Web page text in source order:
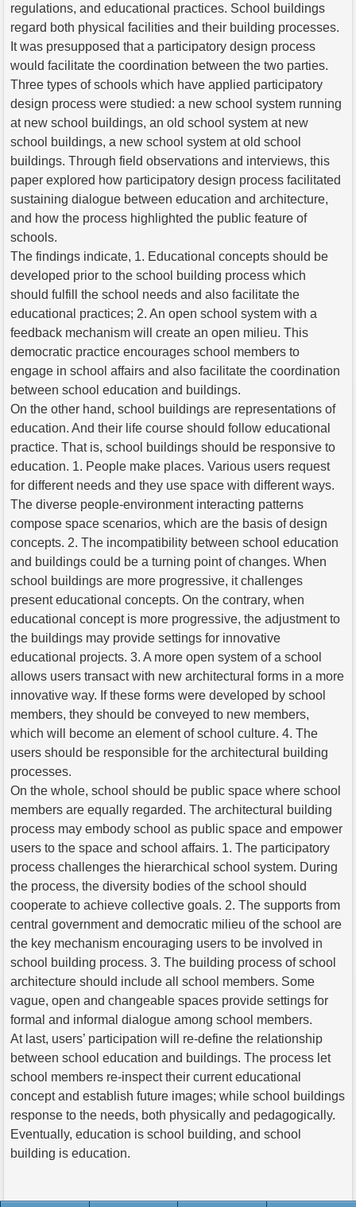
regulations, and educational practices. School buildings
regard both physical facilities and their building processes.
It was presupposed that a participatory design process
would facilitate the coordination between the two parties.
Three types of schools which have applied participatory
design process were studied: a new school system running
at new school buildings, an old school system at new
school buildings, a new school system at old school
buildings. Through field observations and interviews, this
paper explored how participatory design process facilitated
sustaining dialogue between education and architecture,
and how the process highlighted the public feature of
schools.
The findings indicate, 1. Educational concepts should be
developed prior to the school building process which
should fulfill the school needs and also facilitate the
educational practices; 2. An open school system with a
feedback mechanism will create an open milieu. This
democratic practice encourages school members to
engage in school affairs and also facilitate the coordination
between school education and buildings.
On the other hand, school buildings are representations of
education. And their life course should follow educational
practice. That is, school buildings should be responsive to
education. 1. People make places. Various users request
for different needs and they use space with different ways.
The diverse people-environment interacting patterns
compose space scenarios, which are the basis of design
concepts. 2. The incompatibility between school education
and buildings could be a turning point of changes. When
school buildings are more progressive, it challenges
present educational concepts. On the contrary, when
educational concept is more progressive, the adjustment to
the buildings may provide settings for innovative
educational projects. 3. A more open system of a school
allows users transact with new architectural forms in a more
innovative way. If these forms were developed by school
members, they should be conveyed to new members,
which will become an element of school culture. 4. The
users should be responsible for the architectural building
processes.
On the whole, school should be public space where school
members are equally regarded. The architectural building
process may embody school as public space and empower
users to the space and school affairs. 1. The participatory
process challenges the hierarchical school system. During
the process, the diversity bodies of the school should
cooperate to achieve collective goals. 2. The supports from
central government and democratic milieu of the school are
the key mechanism encouraging users to be involved in
school building process. 3. The building process of school
architecture should include all school members. Some
vague, open and changeable spaces provide settings for
formal and informal dialogue among school members.
At last, users’ participation will re-define the relationship
between school education and buildings. The process let
school members re-inspect their current educational
concept and establish future images; while school buildings
response to the needs, both physically and pedagogically.
Eventually, education is school building, and school
building is education.